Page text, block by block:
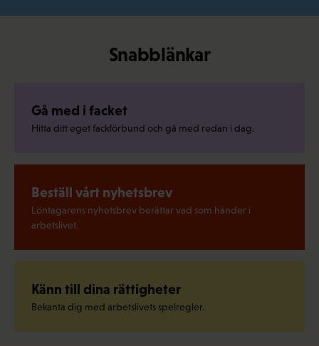
Snabblänkar
Gå med i facket
Hitta ditt eget fackförbund och gå med redan i dag.
Beställ vårt nyhetsbrev
Löntagarens nyhetsbrev berättar vad som händer i
arbetslivet.
Känn till dina rättigheter
Bekanta dig med arbetslivets spelregler.